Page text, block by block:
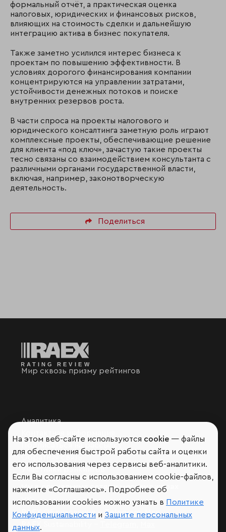
формальный отчёт, а практическая оценка
налоговых, юридических и финансовых рисков,
влияющих на стоимость сделки и дальнейшую
интеграцию актива в бизнес покупателя.
Также заметно усилился интерес бизнеса к
проектам по повышению эффективности. В
условиях дорогого финансирования компании
концентрируются на управлении затратами,
устойчивости денежных потоков и поиске
внутренних резервов роста.
В части спроса на проекты налогового и
юридического консалтинга заметную роль играют
комплексные проекты, обеспечивающие решение
для клиента «под ключ», зачастую такие проекты
тесно связаны со взаимодействием консультанта с
различными органами государственной власти,
включая, например, законотворческую
деятельность.
Поделиться
Мир сквозь призму рейтингов
Аналитика
Контактная информация
Подписаться на рассылку
Участники рэнкингов
Мы в социальных сетях и мессенджерах
VK
RAEX Образование – Telegram,Max
RAEX Sustainability –
На этом веб-сайте используются cookie — файлы
для обеспечения быстрой работы сайта и оценки
его использования через сервисы веб-аналитики.
Если Вы согласны с использованием cookie-файлов,
нажмите «Соглашаюсь». Подробнее об
использовании cookies можно узнать в Политике
Конфиденциальности и Защите персональных
данных.